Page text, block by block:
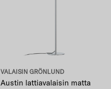
VALAISIN GRÖNLUND
Austin lattiavalaisin matta